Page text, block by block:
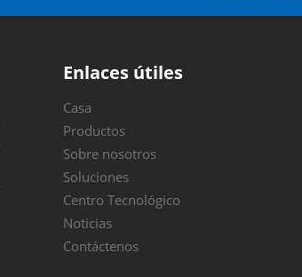
Enlaces útiles
Casa
Productos
Sobre nosotros
Soluciones
Centro Tecnológico
Noticias
Contáctenos